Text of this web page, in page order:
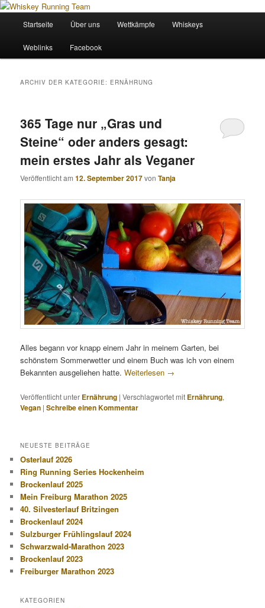
Zum
springen
Zum
springenWhiskey Running Team
Wir sind das Whiskey Running Team
Startseite Über uns Wettkämpfe Whiskeys
Weblinks Facebook
ARCHIV DER KATEGORIE: ERNÄHRUNG
365 Tage nur „Gras und
Steine“ oder anders gesagt:
mein erstes Jahr als Veganer
Veröffentlicht am12. September 2017vonTanja
Alles begann vor knapp einem Jahr in meinem Garten, bei
schönstem Sommerwetter und einem Buch was ich von einem
Bekannten ausgeliehen hatte.Weiterlesen →
Veröffentlicht unter Ernährung |Verschlagwortet mit Ernährung,
Vegan |Schreibe einen Kommentar
NEUESTE BEITRÄGE
Osterlauf 2026
Ring Running Series Hockenheim
Brockenlauf 2025
Mein Freiburg Marathon 2025
40. Silvesterlauf Britzingen
Brockenlauf 2024
Sulzburger Frühlingslauf 2024
Schwarzwald-Marathon 2023
Brockenlauf 2023
Freiburger Marathon 2023
KATEGORIEN